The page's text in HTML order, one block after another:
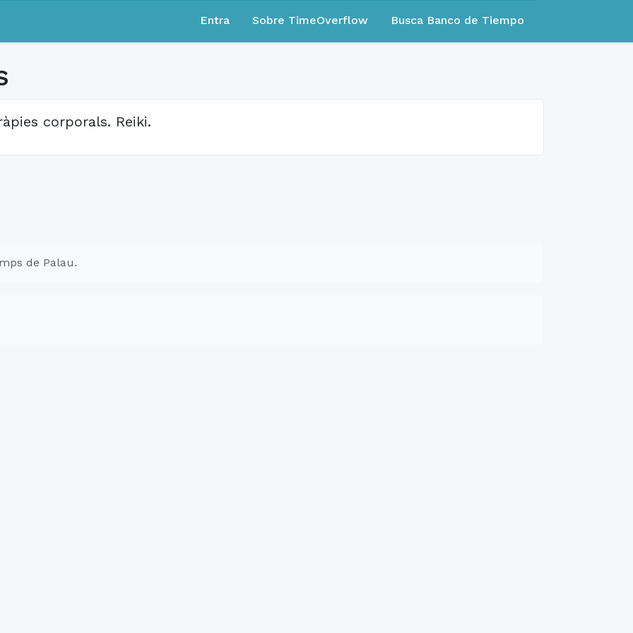
Entra Sobre TimeOverflow Busca Banco de Tiempo
corporals. Reiki.
de Palau.